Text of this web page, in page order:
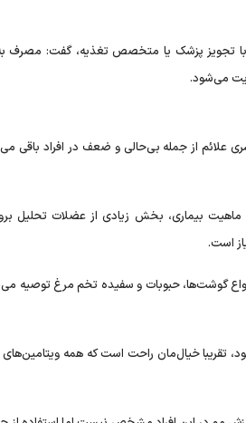
با تجویز پزشک یا متخصص تغذیه، گفت: مصرف به
می‌شود.
علائم از جمله بی‌حالی و ضعف در افراد باقی
بیماری، بخش زیادی از عضلات تحلیل
است.
گوشت‌ها، حبوبات و سفیده تخم مرغ توصیه
تقریبا خیال‌مان راحت است که همه ویتامین‌های